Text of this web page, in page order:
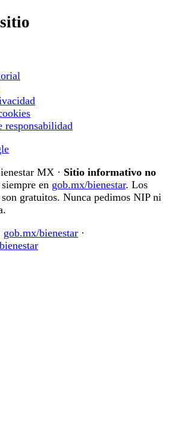
responsabilidad
MX · Sitio informativo no
en gob.mx/bienestar. Los
gratuitos. Nunca pedimos NIP ni
gob.mx/bienestar ·